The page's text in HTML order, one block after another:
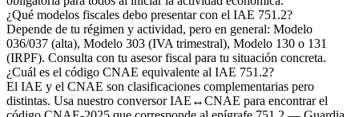
¿Qué modelos fiscales debo presentar con el IAE 751.2?
Depende de tu régimen y actividad, pero en general: Modelo
036/037 (alta), Modelo 303 (IVA trimestral), Modelo 130 o 131
(IRPF). Consulta con tu asesor fiscal para tu situación concreta.
¿Cuál es el código CNAE equivalente al IAE 751.2?
El IAE y el CNAE son clasificaciones complementarias pero
distintas. Usa nuestro conversor IAE↔CNAE para encontrar el